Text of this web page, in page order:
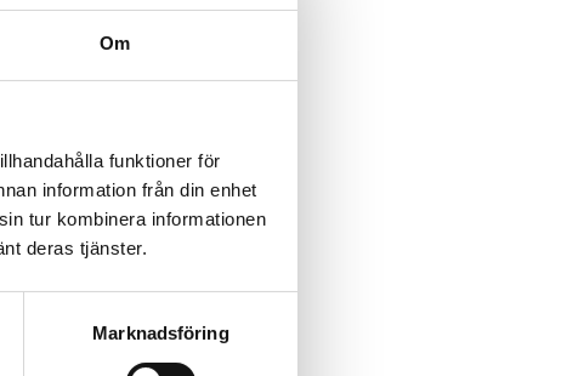
Om
funktioner för
information från din enhet
tur kombinera informationen
deras tjänster.
Marknadsföring